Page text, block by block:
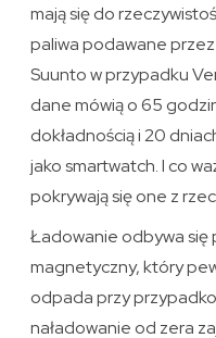
mają się do
paliwa podawane
Suunto w przypadku
dane mówią o 65
dokładnością i 20
jako smartwatch. I co
pokrywają się one z
Ładowanie odbywa
magnetyczny, który
odpada przy
naładowanie od zera